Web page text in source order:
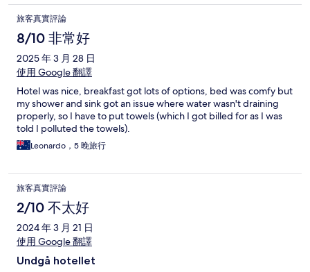
旅客真實評論
8/10 非常好
2025 年 3 月 28 日
使用 Google 翻譯
Hotel was nice, breakfast got lots of options, bed was comfy but
my shower and sink got an issue where water wasn't draining
properly, so I have to put towels (which I got billed for as I was
told I polluted the towels).
Leonardo，5 晚旅行
旅客真實評論
2/10 不太好
2024 年 3 月 21 日
使用 Google 翻譯
Undgå hotellet